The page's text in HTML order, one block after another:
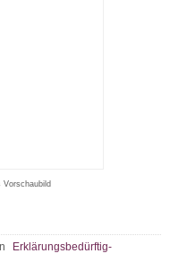
Erklärungsbedürftig-